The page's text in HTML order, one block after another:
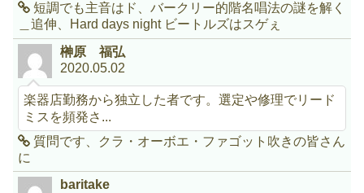
短調でも主音はド、バークリー的階名唱法の謎を解く
＿追伸、Hard days night ビートルズはスゲぇ
榊原 福弘
2020.05.02
楽器店勤務から独立した者です。選定や修理でリード
ミスを頻発さ...
質問です、クラ・オーボエ・ファゴット吹きの皆さん
に
baritake